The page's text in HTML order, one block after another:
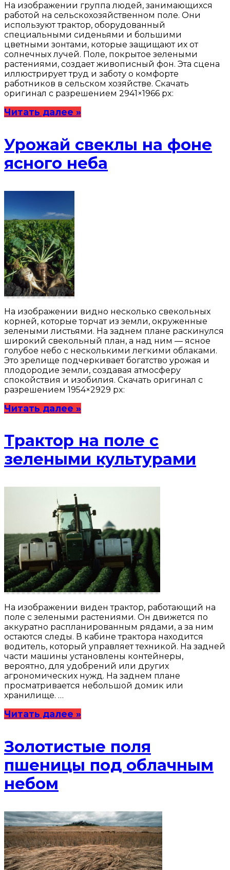
На изображении группа людей, занимающихся
работой на сельскохозяйственном поле. Они
используют трактор, оборудованный
специальными сиденьями и большими
цветными зонтами, которые защищают их от
солнечных лучей. Поле, покрытое зелеными
растениями, создает живописный фон. Эта сцена
иллюстрирует труд и заботу о комфорте
работников в сельском хозяйстве. Скачать
оригинал с разрешением 2941×1966 px:
Читать далее »
Урожай свеклы на фоне
ясного неба
На изображении видно несколько свекольных
корней, которые торчат из земли, окруженные
зелеными листьями. На заднем плане раскинулся
широкий свекольный план, а над ним — ясное
голубое небо с несколькими легкими облаками.
Это зрелище подчеркивает богатство урожая и
плодородие земли, создавая атмосферу
спокойствия и изобилия. Скачать оригинал с
разрешением 1954×2929 px:
Читать далее »
Трактор на поле с
зелеными культурами
На изображении виден трактор, работающий на
поле с зелеными растениями. Он движется по
аккуратно распланированным рядами, а за ним
остаются следы. В кабине трактора находится
водитель, который управляет техникой. На задней
части машины установлены контейнеры,
вероятно, для удобрений или других
агрономических нужд. На заднем плане
просматривается небольшой домик или
хранилище. …
Читать далее »
Золотистые поля
пшеницы под облачным
небом